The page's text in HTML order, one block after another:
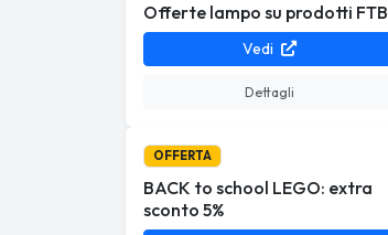
Offerte lampo su prodotti FTB
Vedi
Dettagli
OFFERTA
BACK to school LEGO: extra
sconto 5%